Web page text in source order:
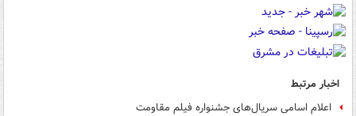
اخبار مرتبط
اعلام اسامی سریال‌های جشنواره فیلم مقاومت